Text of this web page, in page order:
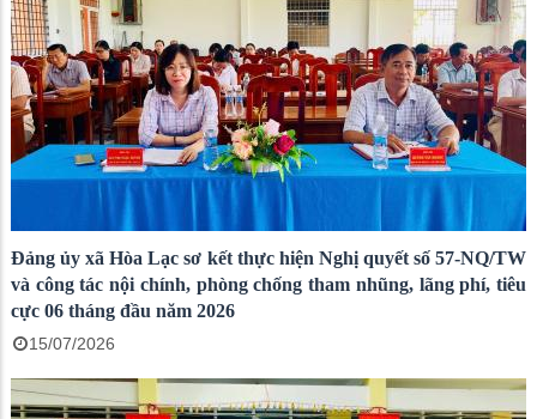
Đảng ủy xã Hòa Lạc sơ kết thực hiện Nghị quyết số 57-NQ/TW
và công tác nội chính, phòng chống tham nhũng, lãng phí, tiêu
cực 06 tháng đầu năm 2026
15/07/2026